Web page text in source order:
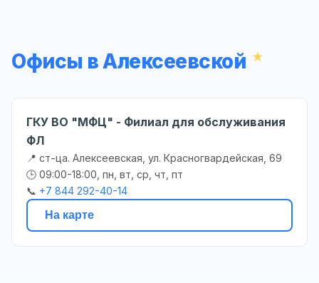
Офисы в Алексеевской
ГКУ ВО "МФЦ" - Филиал для обслуживания
ФЛ
📍 ст-ца. Алексеевская, ул. Красногвардейская, 69
🕒 09:00-18:00, пн, вт, ср, чт, пт
📞 +7 844 292-40-14
На карте